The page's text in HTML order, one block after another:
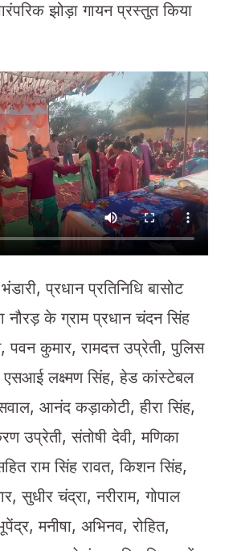
झोड़ा गायन प्रस्तुत किया
प्रधान प्रतिनिधि बासोट
नौरड़ के ग्राम प्रधान चंदन सिंह
कुमार, रामदत्त उप्रेती, पुलिस
एसआई लक्ष्मण सिंह, हेड कांस्टेबल
आनंद कड़ाकोटी, हीरा सिंह,
उप्रेती, संतोषी देवी, मणिका
राम सिंह रावत, किशन सिंह,
सुधीर चंद्रा, नरीराम, गोपाल
मनीषा, अभिनव, रोहित,